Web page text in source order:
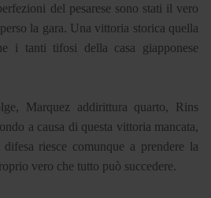
del pesarese sono stati il vero
la gara. Una vittoria storica quella
i tanti tifosi della casa giapponese
Marquez addirittura quarto, Rins
a causa di questa vittoria mancata,
riesce comunque a prendere la
vero che tutto può succedere.